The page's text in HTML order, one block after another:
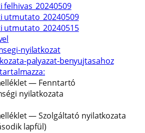
felhivas_20240509
utmutato_20240509
utmutato_20240515
nyilatkozat
palyazat-benyujtasahoz
— Fenntartó
nyilatkozata
— Szolgáltató nyilatkozata
lapfül)